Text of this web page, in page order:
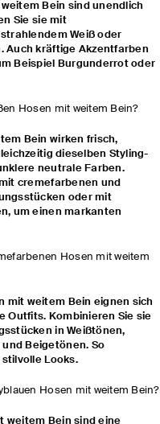
Bein sind unendlich
Sie sie mit
Weiß oder
Auch kräftige Akzentfarben
Beispiel Burgunderrot oder
Hosen mit weitem Bein?
Bein wirken frisch,
dieselben Styling-
neutrale Farben.
cremefarbenen und
oder mit
um einen markanten
Hosen mit weitem
mit weitem Bein eignen sich
Outfits. Kombinieren Sie sie
in Weißtönen,
Beigetönen. So
Looks.
Hosen mit weitem Bein?
weitem Bein sind eine